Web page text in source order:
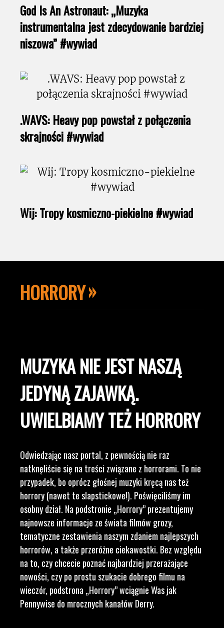
God Is An Astronaut: „Muzyka
instrumentalna jest zdecydowanie bardziej
niszowa” #wywiad
.WAVS: Heavy pop powstał z połączenia
skrajności #wywiad
Wij: Tropy kosmiczno-piekielne #wywiad
HORRORY
MUZYKA NIE JEST NASZĄ
JEDYNĄ ZAJAWKĄ.
UWIELBIAMY TEŻ HORRORY
Odwiedzając nasz portal, z pewnością nie raz
natknęliście się na treści związane z horrorami. To nie
przypadek, bo oprócz głośnej muzyki kręcą nas też
horrory (nawet te slapstickowe!). Poświęciliśmy im
osobny dział. Na podstronie „Horrory” prezentujemy
najnowsze informacje ze świata filmów grozy,
tematyczne zestawienia naszym zdaniem najlepszych
horrorów, a także przeróżne ciekawostki. Bez względu
na to, czy chcecie poznać najbardziej przerażające
nowości, czy po prostu szukacie dobrego filmu na
wieczór, podstrona „Horrory” wciągnie Was jak
Pennywise do mrocznych kanałów Derry.